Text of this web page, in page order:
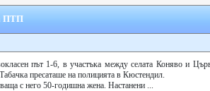
ПТП
път 1-6, в участъка между селата Коняво и
пресаташе на полицията в Кюстендил.
с него 50-годишна жена. Настанени ...